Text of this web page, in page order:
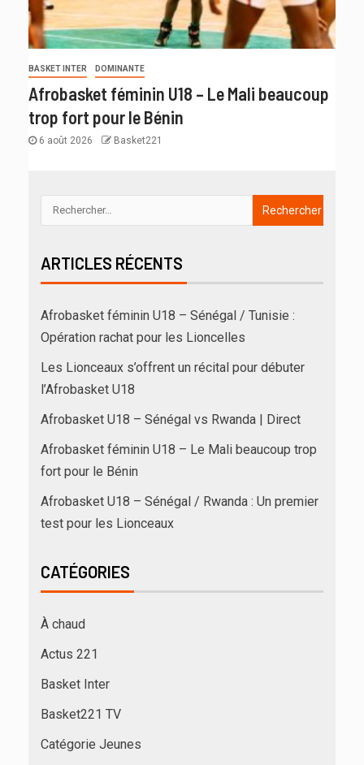
BASKET INTER DOMINANTE
Afrobasket féminin U18 – Le Mali beaucoup
trop fort pour le Bénin
6 août 2026 Basket221
ARTICLES RÉCENTS
Afrobasket féminin U18 – Sénégal / Tunisie :
Opération rachat pour les Lioncelles
Les Lionceaux s’offrent un récital pour débuter
l’Afrobasket U18
Afrobasket U18 – Sénégal vs Rwanda | Direct
Afrobasket féminin U18 – Le Mali beaucoup trop
fort pour le Bénin
Afrobasket U18 – Sénégal / Rwanda : Un premier
test pour les Lionceaux
CATÉGORIES
À chaud
Actus 221
Basket Inter
Basket221 TV
Catégorie Jeunes